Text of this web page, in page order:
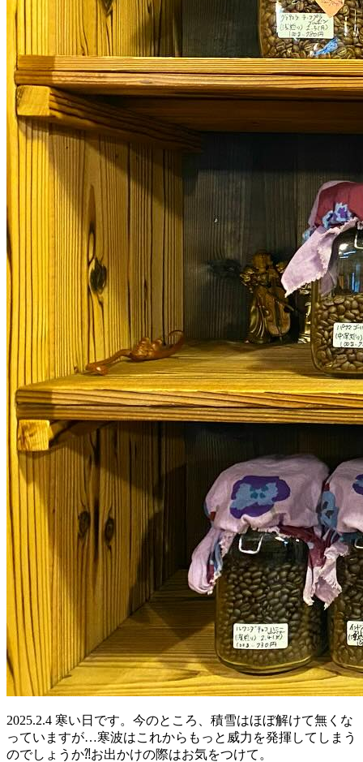
2025.2.4 寒い日です。今のところ、積雪はほぼ解けて無くな
っていますが…寒波はこれからもっと威力を発揮してしまう
のでしょうか⁈お出かけの際はお気をつけて。